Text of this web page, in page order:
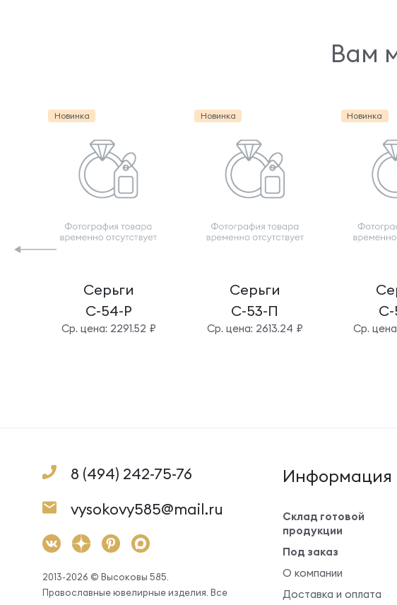
Вам
Новинка
Серьги
С-54-Р
Cр. цена: 2291.52 ₽
Новинка
Серьги
С-53-П
Cр. цена: 2613.24 ₽
Новинка
С-
Cр.
8 (494) 242-75-76
vysokovy585@mail.ru
2013-2026 © Высоковы 585.
Православные ювелирные изделия. Все
Информация
Склад готовой
продукции
Под заказ
О компании
Доставка и оплата